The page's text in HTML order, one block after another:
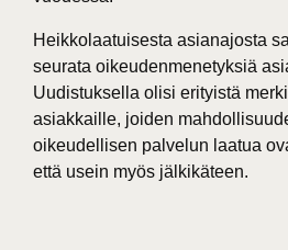
Heikkolaatuisesta asianajosta
seurata oikeudenmenetyksiä
Uudistuksella olisi erityistä
asiakkaille, joiden
oikeudellisen palvelun laatua
että usein myös jälkikäteen.